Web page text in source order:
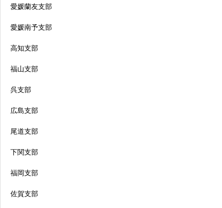
愛媛蘭友支部
愛媛南予支部
高知支部
福山支部
呉支部
広島支部
尾道支部
下関支部
福岡支部
佐賀支部